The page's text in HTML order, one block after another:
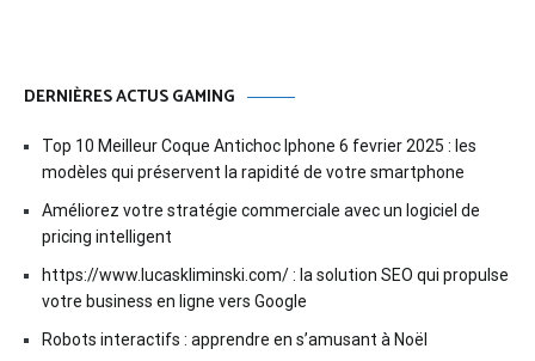
DERNIÈRES ACTUS GAMING
Top 10 Meilleur Coque Antichoc Iphone 6 fevrier 2025 : les
modèles qui préservent la rapidité de votre smartphone
Améliorez votre stratégie commerciale avec un logiciel de
pricing intelligent
https://www.lucaskliminski.com/ : la solution SEO qui propulse
votre business en ligne vers Google
Robots interactifs : apprendre en s’amusant à Noël